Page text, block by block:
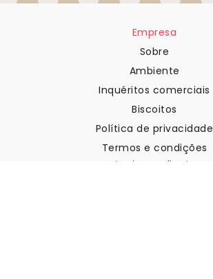
Empresa
Sobre
Ambiente
Inquéritos comerciais
Biscoitos
Política de privacidade
Termos e condições
Apoio ao cliente